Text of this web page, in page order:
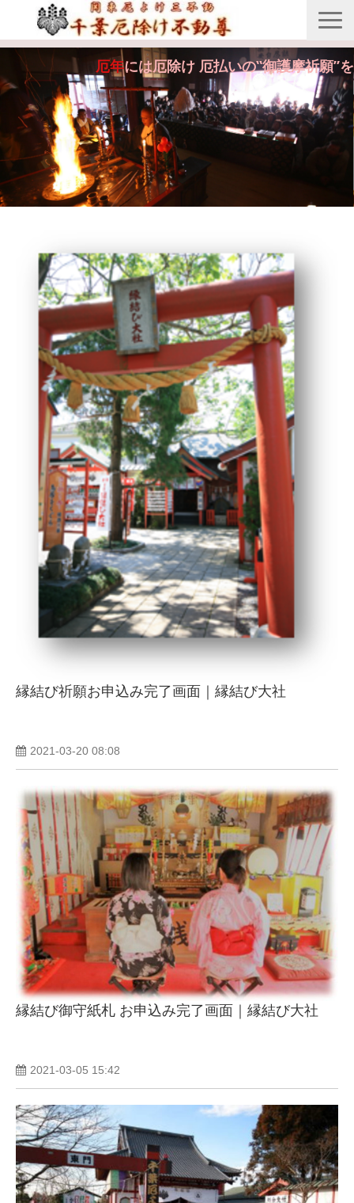
縁起由来
年間行事
御護摩祈願
御守・紙札
安産・七五三祝祷
厄年には厄除け 厄払いの‟御護摩祈願”を
縁結び祈願お申込み完了画面｜縁結び大社
2021-03-20 08:08
縁結び御守紙札 お申込み完了画面｜縁結び大社
2021-03-05 15:42